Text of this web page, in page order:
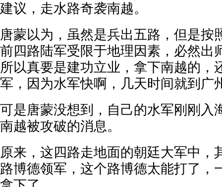
建议，走水路奇袭南越。
唐蒙以为，虽然是兵出五路，但是按
前四路陆军受限于地理因素，必然出
所以真要是建功立业，拿下南越的，
军，因为水军快啊，几天时间就到广
可是唐蒙没想到，自己的水军刚刚入
南越被攻破的消息。
原来，这四路走地面的朝廷大军中，
路博德领军，这个路博德太能打了，